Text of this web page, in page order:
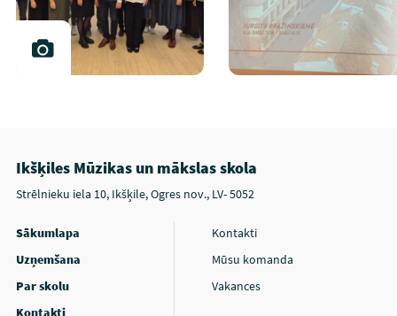
Ikšķiles Mūzikas un mākslas skola
Strēlnieku iela 10, Ikšķile, Ogres nov., LV- 5052
Sākumlapa
Uzņemšana
Par skolu
Kontakti
Kontakti
Mūsu komanda
Vakances